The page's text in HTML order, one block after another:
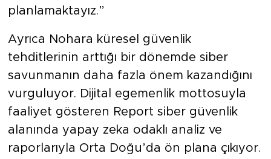
planlamaktayız.”
Ayrıca Nohara küresel güvenlik
tehditlerinin arttığı bir dönemde siber
savunmanın daha fazla önem kazandığını
vurguluyor. Dijital egemenlik mottosuyla
faaliyet gösteren Report siber güvenlik
alanında yapay zeka odaklı analiz ve
raporlarıyla Orta Doğu’da ön plana çıkıyor.